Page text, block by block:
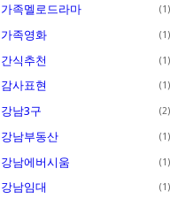
가족멜로드라마 1
가족영화 1
간식추천 1
감사표현 1
강남3구 2
강남부동산 1
강남에버시움 1
강남임대 1